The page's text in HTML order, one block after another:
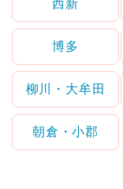
西新
博多
柳川・大牟田
朝倉・小郡